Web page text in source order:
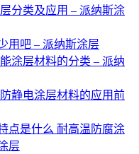
分类及应用 – 派纳斯涂
用吧 – 派纳斯涂层
涂层材料的分类 – 派纳
静电涂层材料的应用前
点是什么 耐高温防腐涂
层